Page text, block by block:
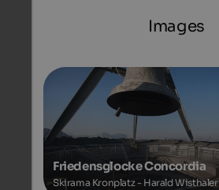
Images
Friedensglocke Concordia
Skirama Kronplatz - Harald Wisthaler